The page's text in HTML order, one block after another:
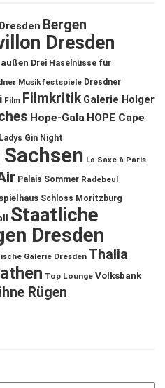
Bergen
Dresden
Drei Haselnüsse für
Musikfestspiele Dresdner
Film Filmkritik Galerie Holger
Hope-Gala HOPE Cape
Ladys Gin Night
La Saxe à Paris
Palais Sommer Radebeul
Schloss Moritzburg
Staatliche
Dresden
Galerie Dresden Thalia
Top Lounge Volksbank
Rügen